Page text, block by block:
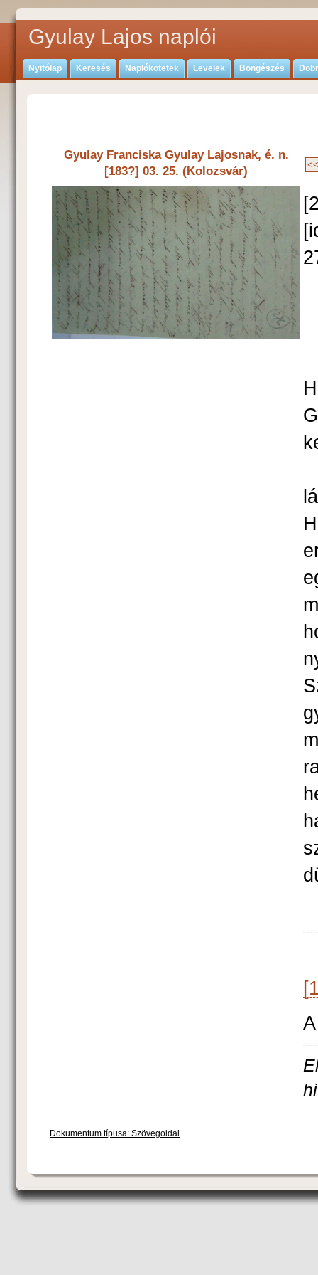
Gyulay Lajos naplói
Nyitólap Keresés Naplókötetek Levelek Böngészés
Gyulay Franciska Gyulay Lajosnak, é. n.
[183?] 03. 25. (Kolozsvár)
Dokumentum típusa: Szövegoldal